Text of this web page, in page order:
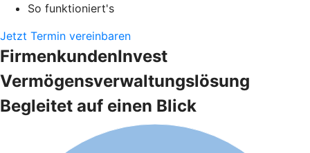
So funktioniert's
Jetzt Termin vereinbaren
FirmenkundenInvest
Vermögensverwaltungslösung
Begleitet auf einen Blick